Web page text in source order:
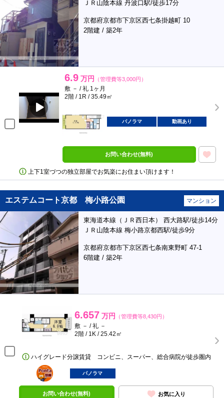
ＪＲ山陰本線 丹波口駅/徒歩17分
京都府京都市下京区西七条掛越町 10
2階建 / 築2年
6.9 万円 （管理費等3,000円）
敷 － / 礼 1ヶ月
2階 / 1R / 35.49㎡
パノラマ 動画あり
お問い合わせ(無料)
上下1室づつの独立部屋でお気楽にお住まい頂けます！
エステムコート京都 梅小路公園 マンション
東海道本線（ＪＲ西日本） 西大路駅/徒歩14分
ＪＲ山陰本線 梅小路京都西駅/徒歩9分
京都府京都市下京区西七条南東野町 47-1
6階建 / 築2年
6.657 万円 （管理費等8,430円）
敷 － / 礼 －
2階 / 1K / 25.42㎡
ハイグレード分譲賃貸 コンビニ、スーパー、総合病院が徒歩圏内
ポンタ
部屋
パノラマ
お問い合わせ(無料) お気に入り